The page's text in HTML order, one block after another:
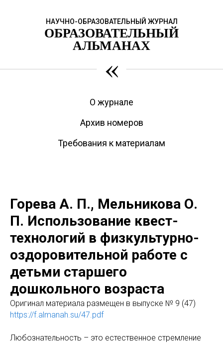
НАУЧНО-ОБРАЗОВАТЕЛЬНЫЙ ЖУРНАЛ
ОБРАЗОВАТЕЛЬНЫЙ
АЛЬМАНАХ
«
О журнале
Архив номеров
Требования к материалам
Горева А. П., Мельникова О.
П. Использование квест-
технологий в физкультурно-
оздоровительной работе с
детьми старшего
дошкольного возраста
Оригинал материала размещен в выпуске № 9 (47)
https://f.almanah.su/47.pdf
Любознательность – это естественное стремление